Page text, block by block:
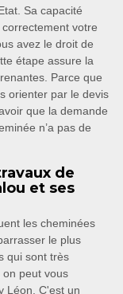
Sa capacité
votre
avez le droit de
étape assure la
Parce que
orienter par le devis
que la demande
n’a pas de
de
et ses
les cheminées
le plus
qui sont très
on peut vous
Léon. C'est un